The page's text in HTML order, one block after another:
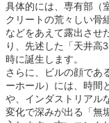
具体的には、専有部（
クリートの荒々しい骨
などをあえて露出させ
り、先述した「天井高
時に誕生します。
さらに、ビルの顔であ
ーホール）には、時間
や、インダストリアル
変化で深みが出る「無